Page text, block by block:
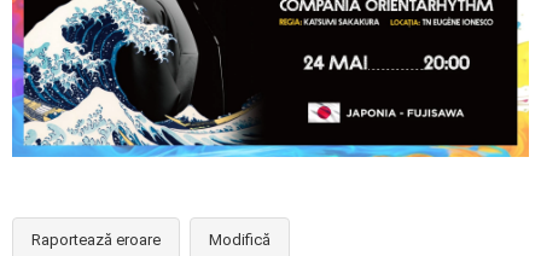
Raportează eroare Modifică